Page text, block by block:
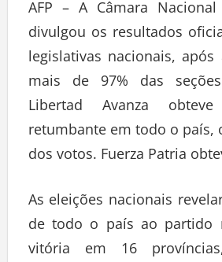
AFP – A Câmara Nacional
divulgou os resultados
legislativas nacionais,
mais de 97% das
Libertad Avanza
retumbante em todo o país,
dos votos. Fuerza Patria
As eleições nacionais
de todo o país ao partido
vitória em 16